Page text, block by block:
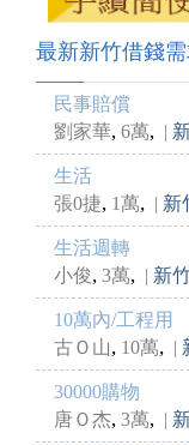
最新新竹借錢
民事賠償
劉家華, 6萬, |
生活
張0捷, 1萬, | 新
生活週轉
小俊, 3萬, | 新
10萬內/工程用
古Ｏ山, 10萬, |
30000購物
唐Ｏ杰, 3萬, |